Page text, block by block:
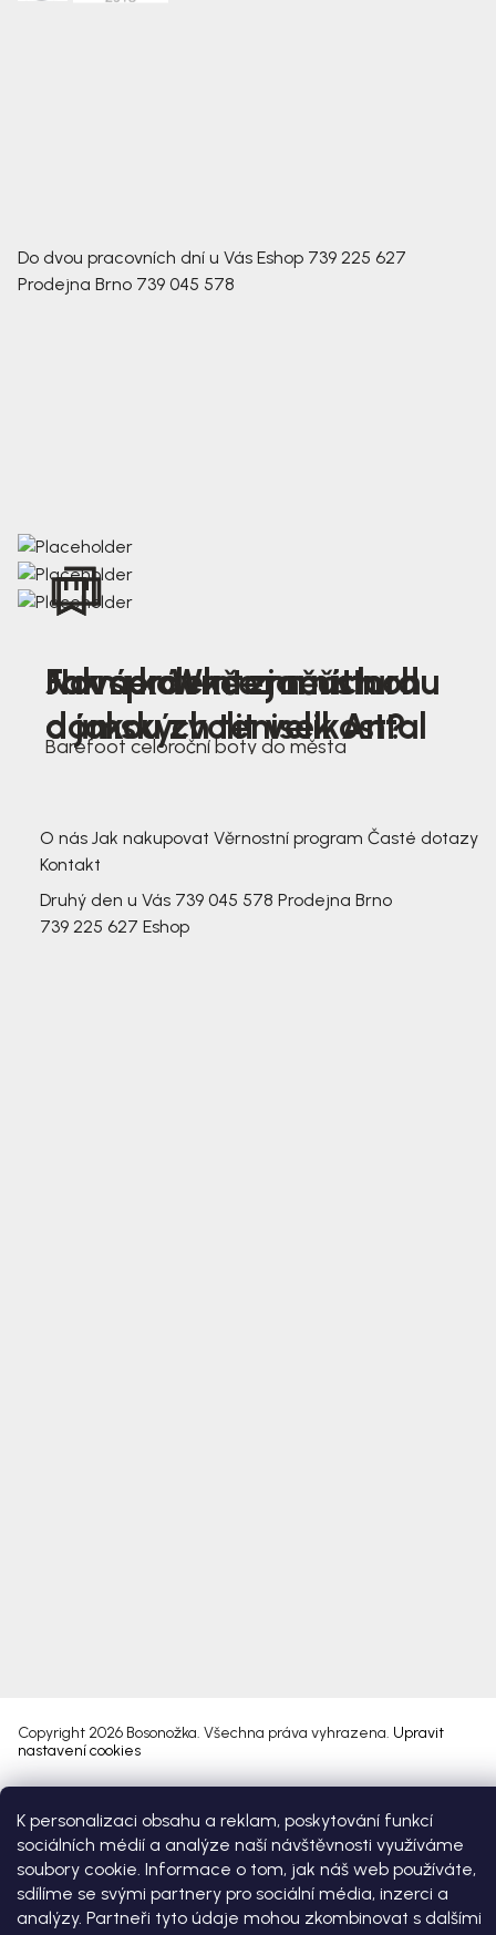
K personalizaci obsahu a reklam, poskytování funkcí
sociálních médií a analýze naší návštěvnosti využíváme
soubory cookie. Informace o tom, jak náš web používáte,
sdílíme se svými partnery pro sociální média, inzerci a
analýzy. Partneři tyto údaje mohou zkombinovat s dalšími
Do dvou pracovních dní u Vás Eshop 739 225 627
Prodejna Brno 739 045 578
Nová kolekce jarních
dámských tenisek Antal
Jak správně změřit nohu
a jakou zvolit velikost?
Farmer Winter mustard
Barefoot celoroční boty do města
O nás Jak nakupovat Věrnostní program Časté dotazy
Kontakt
Druhý den u Vás 739 045 578 Prodejna Brno
739 225 627 Eshop
Copyright 2026 Bosonožka. Všechna práva vyhrazena. Upravit
nastavení cookies